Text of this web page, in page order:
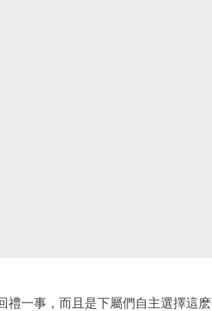
禮一事，而且是下屬們自主選擇這麽